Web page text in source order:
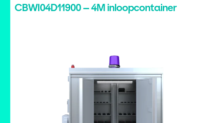
CBWI04D11900 – 4M inloopcontainer